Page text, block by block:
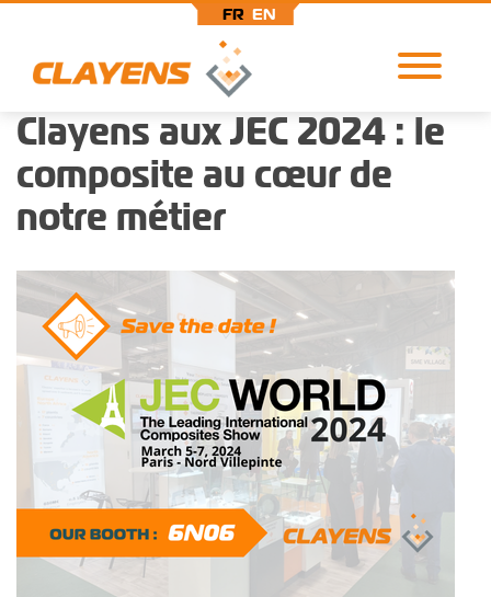
Aller
contenu
principal
FR EN
Clayens aux JEC 2024 : le
composite au cœur de
notre métier